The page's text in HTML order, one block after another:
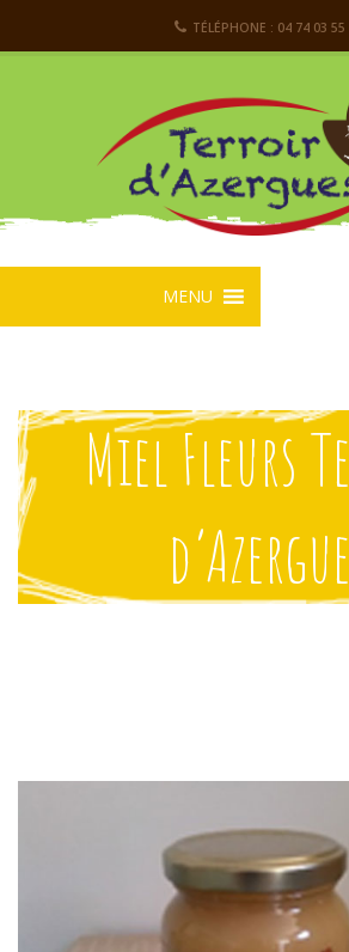
TÉLÉPHONE : 04 74 03 55
MENU
Miel Fleurs